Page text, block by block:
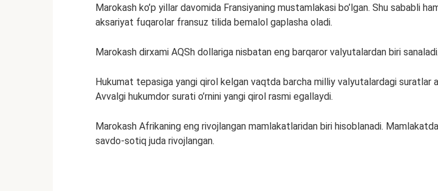
Marokash ko’p yillar davomida Fransiyaning mustamlakasi bo’lgan. Shu sababli
aksariyat fuqarolar fransuz tilida bemalol gaplasha oladi.
Marokash dirxami AQSh dollariga nisbatan eng barqaror valyutalardan biri sanaladi.
Hukumat tepasiga yangi qirol kelgan vaqtda barcha milliy valyutalardagi suratlar
Avvalgi hukumdor surati o’rnini yangi qirol rasmi egallaydi.
Marokash Afrikaning eng rivojlangan mamlakatlaridan biri hisoblanadi.
savdo-sotiq juda rivojlangan.